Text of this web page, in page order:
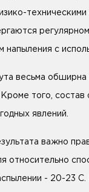
напыления с
весьма
того,
явлений.
важно
относительно
- 20-23